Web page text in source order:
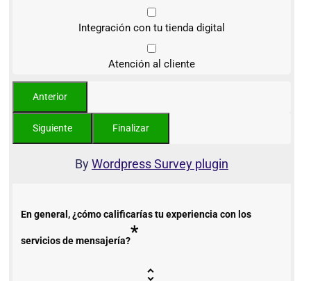
Integración con tu tienda digital
Atención al cliente
ByWordpress Survey plugin
En general, ¿cómo calificarías tu experiencia con los
servicios de mensajería?*